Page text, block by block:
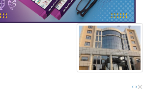
‹
› ×